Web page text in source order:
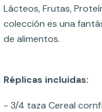
Lácteos, Frutas,
colección es una
de alimentos.
Réplicas incluidas:
- 3/4 taza Cereal